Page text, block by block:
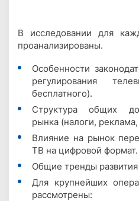
В исследовании для
проанализированы.
Особенности
регулирования
бесплатного).
Структура общих
рынка (налоги,
Влияние на рынок
ТВ на цифровой формат.
Общие тренды
Для крупнейших
рассмотрены: